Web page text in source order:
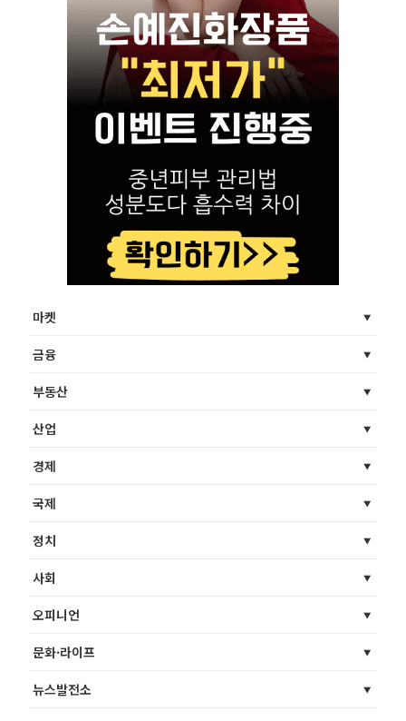
마켓
금융
부동산
산업
경제
국제
정치
사회
오피니언
문화·라이프
뉴스발전소